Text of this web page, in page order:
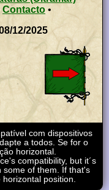
Contacto •
12/2025
com dispositivos
a todos. Se for o
horizontal.
compatibility, but it´s
some of them. If that's
position.